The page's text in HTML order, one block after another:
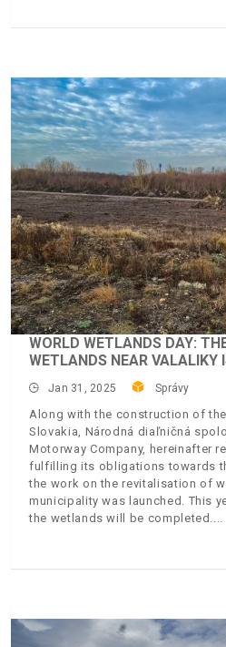
WORLD WETLANDS DAY:
WETLANDS NEAR VALALIKY
Jan 31, 2025 Správy
Along with the construction of
Slovakia, Národná diaľničná
Motorway Company, hereinafter
fulfilling its obligations towards
the work on the revitalisation of
municipality was launched. This
the wetlands will be completed.